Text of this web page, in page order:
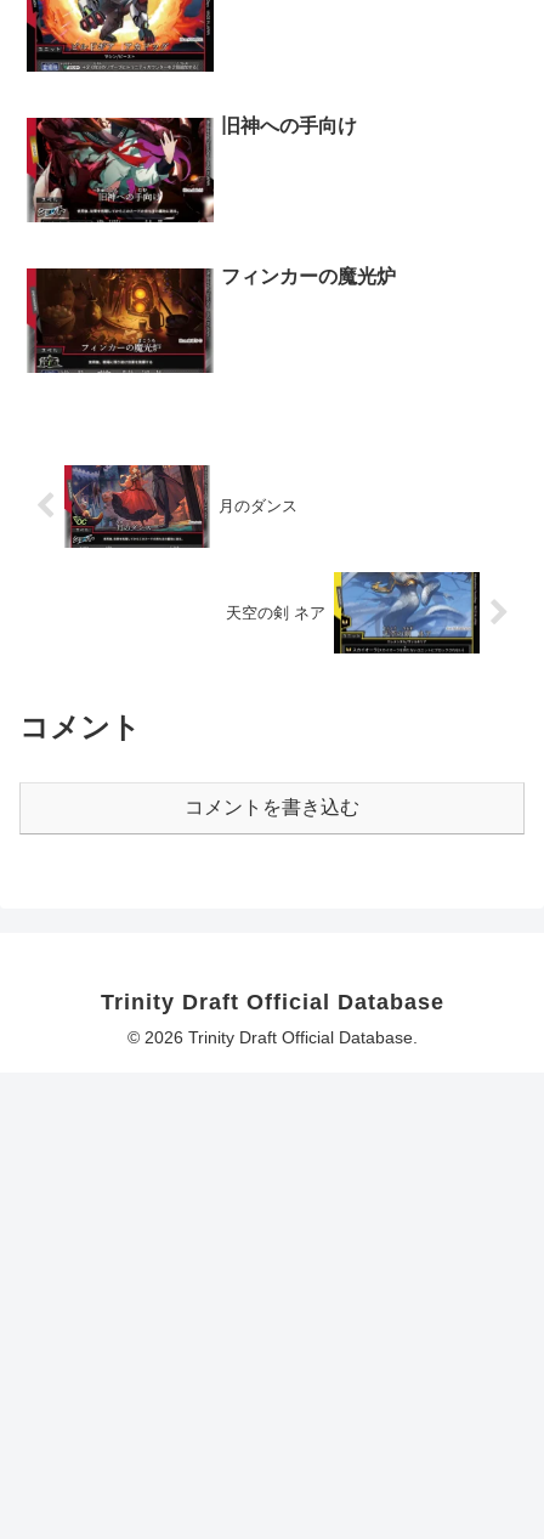
旧神への手向け
フィンカーの魔光炉
月のダンス
天空の剣 ネア
コメント
コメントを書き込む
Trinity Draft Official Database
© 2026 Trinity Draft Official Database.